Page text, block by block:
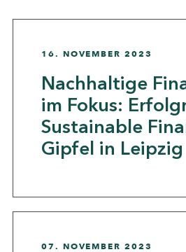
16. NOVEMBER 2023
Nachhaltige
im Fokus:
Sustainable
Gipfel in Leipzig
07. NOVEMBER 2023